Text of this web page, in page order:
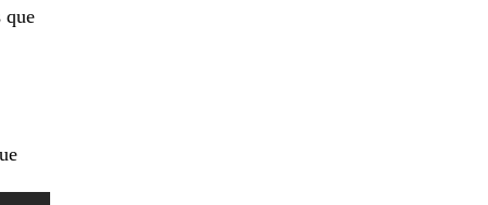
que